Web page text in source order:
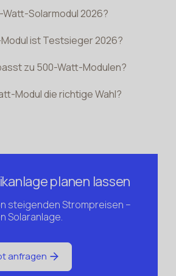
Solarmodul 2026?
ist Testsieger 2026?
zu 500-Watt-Modulen?
Modul die richtige Wahl?
planen lassen
steigenden Strompreisen –
Solaranlage.
anfragen